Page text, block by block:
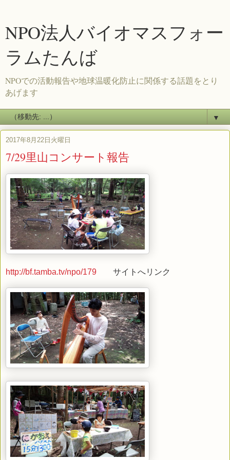
NPO法人バイオマスフォー
ラムたんば
NPOでの活動報告や地球温暖化防止に関係する話題をとり
あげます
▼
2017年8月22日火曜日
7/29里山コンサート報告
http://bf.tamba.tv/npo/179 サイトへリンク